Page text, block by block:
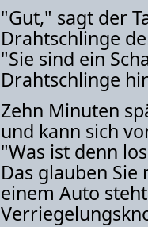
"Gut," sagt der
Drahtschlinge
"Sie sind ein
Drahtschlinge
Zehn Minuten
und kann sich
"Was ist denn
Das glauben
einem Auto